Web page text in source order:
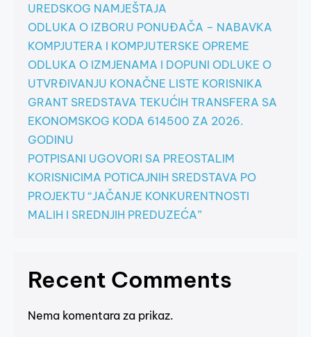
UREDSKOG NAMJEŠTAJA
ODLUKA O IZBORU PONUĐAČA – NABAVKA
KOMPJUTERA I KOMPJUTERSKE OPREME
ODLUKA O IZMJENAMA I DOPUNI ODLUKE O
UTVRĐIVANJU KONAČNE LISTE KORISNIKA
GRANT SREDSTAVA TEKUĆIH TRANSFERA SA
EKONOMSKOG KODA 614500 ZA 2026.
GODINU
POTPISANI UGOVORI SA PREOSTALIM
KORISNICIMA POTICAJNIH SREDSTAVA PO
PROJEKTU “JAČANJE KONKURENTNOSTI
MALIH I SREDNJIH PREDUZEĆA”
Recent Comments
Nema komentara za prikaz.